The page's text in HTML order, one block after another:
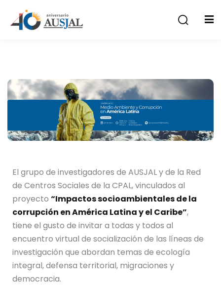
El grupo de investigadores de AUSJAL y de la Red
de Centros Sociales de la CPAL, vinculados al
proyecto “Impactos socioambientales de la
corrupción en América Latina y el Caribe”,
tiene el gusto de invitar a todas y todos al
encuentro virtual de socialización de las líneas de
investigación que abordan temas de ecología
integral, defensa territorial, migraciones y
democracia.